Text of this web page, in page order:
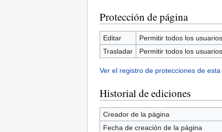
Protección de página
Editar
Permitir todos los
Trasladar
Permitir todos los
Ver el registro de protecciones de
Historial de ediciones
Creador de la página
Fecha de creación de la página